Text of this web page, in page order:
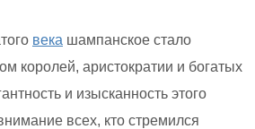
века шампанское стало
королей, аристократии и богатых
и изысканность этого
всех, кто стремился